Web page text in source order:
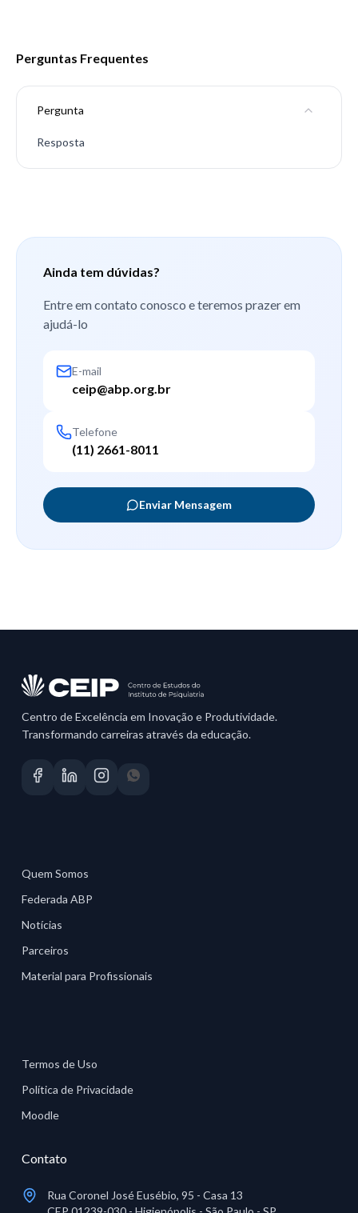
Perguntas Frequentes
Pergunta
Resposta
Ainda tem dúvidas?
Entre em contato conosco e teremos prazer em
ajudá-lo
E-mail
ceip@abp.org.br
Telefone
(11) 2661-8011
Enviar Mensagem
Centro de Excelência em Inovação e Produtividade.
Transformando carreiras através da educação.
Quem Somos
Federada ABP
Notícias
Parceiros
Material para Profissionais
Termos de Uso
Política de Privacidade
Moodle
Contato
Rua Coronel José Eusébio, 95 - Casa 13